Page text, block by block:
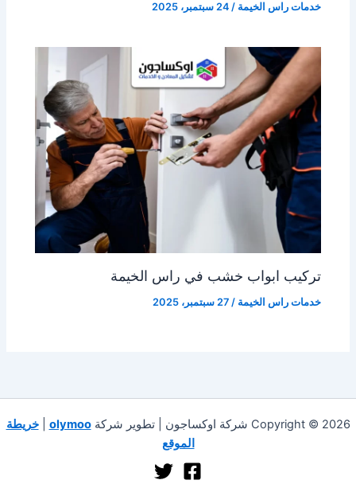
خدمات راس الخيمة /24 سبتمبر، 2025
تركيب ابواب خشب في راس الخيمة
خدمات راس الخيمة /27 سبتمبر، 2025
Copyright © 2026 شركة اوكساجون | تطوير شركة olymoo
|خريطة
الموقع